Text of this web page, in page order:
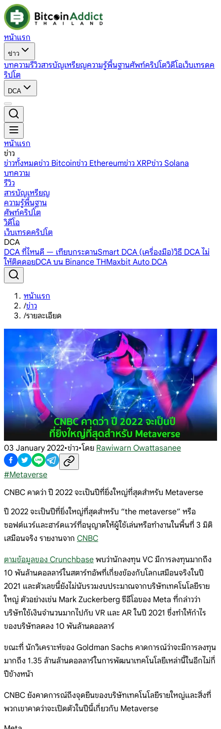
หน้าแรก
ข่าว
บทความรีวิวสารบัญเหรียญความรู้พื้นฐานศัพท์คริปโตวิดีโอเว็บเทรดค
ริปโต
DCA
หน้าแรก
ข่าว
ข่าวทั้งหมดข่าว Bitcoinข่าว Ethereumข่าว XRPข่าว Solana
บทความ
รีวิว
สารบัญเหรียญ
ความรู้พื้นฐาน
ศัพท์คริปโต
วิดีโอ
เว็บเทรดคริปโต
DCA
DCA ที่ไหนดี — เทียบกระดานSmart DCA (เครื่องมือ)วิธี DCA ไม่
ให้ติดดอยDCA บน Binance THMaxbit Auto DCA
หน้าแรก
/ข่าว
/รายละเอียด
03 January 2022•ข่าว•โดย Rawiwarn Owattasanee
#Metaverse
CNBC คาดว่า ปี 2022 จะเป็นปีที่ยิ่งใหญ่ที่สุดสำหรับ Metaverse
ปี 2022 จะเป็นปีที่ยิ่งใหญ่ที่สุดสำหรับ “the metaverse” หรือ
ซอฟต์แวร์และฮาร์ดแวร์ที่อนุญาตให้ผู้ใช้เล่นหรือทำงานในพื้นที่ 3 มิติ
เสมือนจริง รายงานจาก CNBC
ตามข้อมูลของ Crunchbase พบว่านักลงทุน VC มีการลงทุนมากถึง
10 พันล้านดอลลาร์ในสตาร์ทอัพที่เกี่ยงข้องกับโลกเสมือนจริงในปี
2021 และตัวเลขนี้ยังไม่นับรวมงบประมาณจากบริษัทเทคโนโลยีราย
ใหญ่ ตัวอย่างเช่น Mark Zuckerberg ซีอีโอของ Meta ที่กล่าวว่า
บริษัทใช้เงินจำนวนมากไปกับ VR และ AR ในปี 2021 ซึ่งทำให้กำไร
ของบริษัทลดลง 10 พันล้านดอลลาร์
ขณะที่ นักวิเคราะห์ของ Goldman Sachs คาดการณ์ว่าจะมีการลงทุน
มากถึง 1.35 ล้านล้านดอลลาร์ในการพัฒนาเทคโนโลยีเหล่านี้ในอีกไม่กี่
ปีข้างหน้า
CNBC ยังคาดการณ์ถึงจุดยืนของบริษัทเทคโนโลยีรายใหญ่และสิ่งที่
พวกเขาคาดว่าจะเปิดตัวในปีนี้เกี่ยวกับ Metaverse